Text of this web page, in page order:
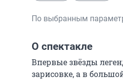
По выбранным
О спектакле
Впервые звёзды
зарисовке, а в